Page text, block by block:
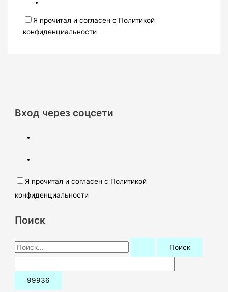
Я прочитал и согласен с Политикой
конфиденциальности
Вход через соцсети
Я прочитал и согласен с Политикой
конфиденциальности
Поиск
П
о
и